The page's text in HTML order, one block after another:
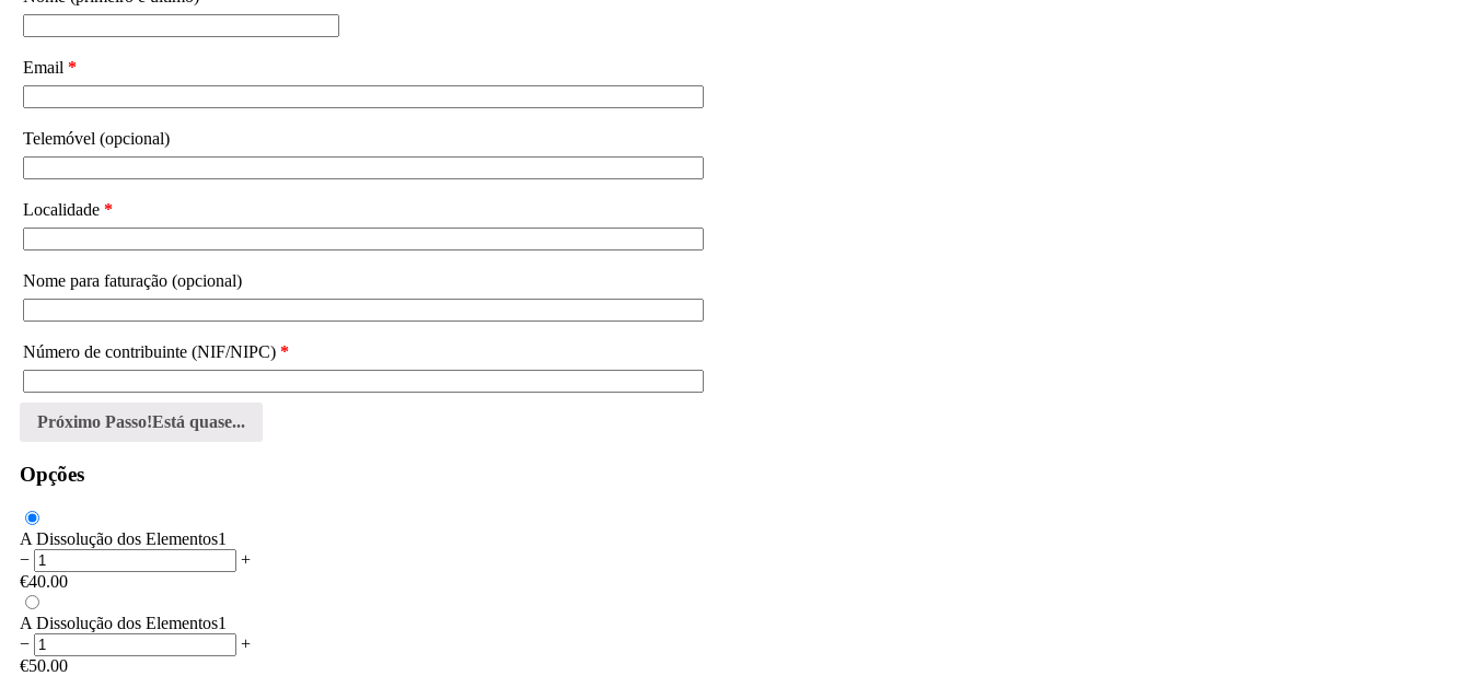
Email *
Telemóvel (opcional)
Localidade *
Nome para faturação (opcional)
Número de contribuinte (NIF/NIPC) *
Próximo Passo!Está quase...
Opções
A Dissolução dos Elementos1
−
+
€40.00
A Dissolução dos Elementos1
−
+
€50.00